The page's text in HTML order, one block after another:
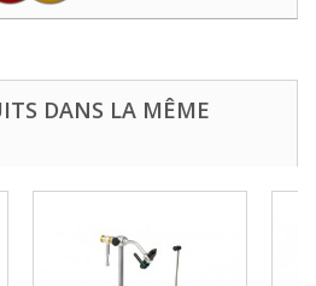
DANS LA MÊME